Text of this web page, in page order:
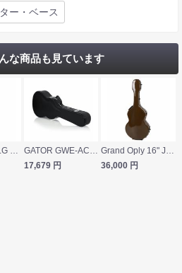
ー・ベース
な商品も見ています
17,679 円
36,000 円